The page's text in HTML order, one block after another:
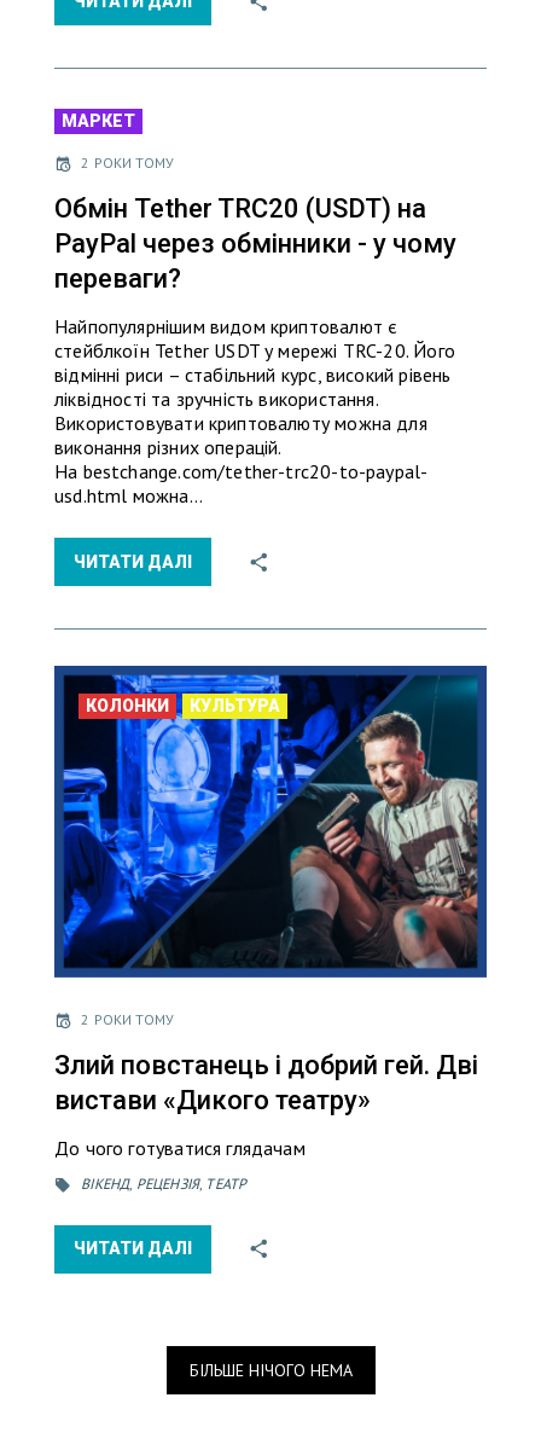
МАРКЕТ
2 РОКИ ТОМУ
Обмін Tether TRC20 (USDT) на
PayPal через обмінники - у чому
переваги?
Найпопулярнішим видом криптовалют є
стейблкоїн Tether USDT у мережі TRC-20. Його
відмінні риси – стабільний курс, високий рівень
ліквідності та зручність використання.
Використовувати криптовалюту можна для
виконання різних операцій.
На bestchange.com/tether-trc20-to-paypal-
usd.html можна…
ЧИТАТИ ДАЛІ
КОЛОНКИ КУЛЬТУРА
2 РОКИ ТОМУ
Злий повстанець і добрий гей. Дві
вистави «Дикого театру»
До чого готуватися глядачам
ВІКЕНД, РЕЦЕНЗІЯ, ТЕАТР
ЧИТАТИ ДАЛІ
БІЛЬШЕ НІЧОГО НЕМА